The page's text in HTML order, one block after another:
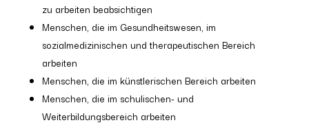
zu arbeiten beabsichtigen
Menschen, die im Gesundheitswesen, im
sozialmedizinischen und therapeutischen Bereich
arbeiten
Menschen, die im künstlerischen Bereich arbeiten
Menschen, die im schulischen- und
Weiterbildungsbereich arbeiten